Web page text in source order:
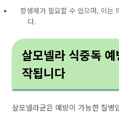
항생제가 필요할 수 있으며, 이는
다.
살모넬라 식중독
작됩니다
살모넬라균은 예방이 가능한 질병